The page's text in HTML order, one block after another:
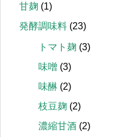
甘麹 (1)
発酵調味料 (23)
トマト麹 (3)
味噌 (3)
味醂 (2)
枝豆麹 (2)
濃縮甘酒 (2)